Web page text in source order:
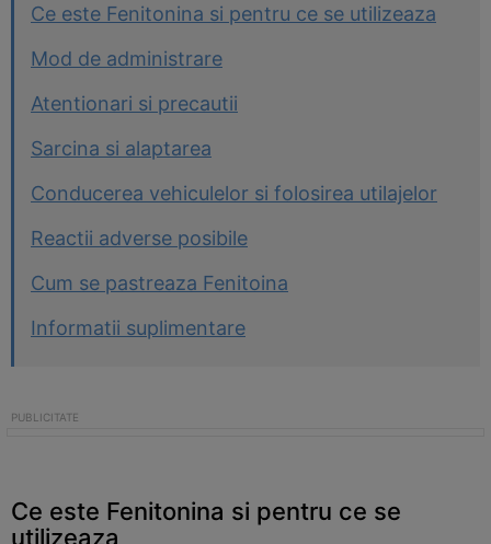
Ce este Fenitonina si pentru ce se utilizeaza
Mod de administrare
Atentionari si precautii
Sarcina si alaptarea
Conducerea vehiculelor si folosirea utilajelor
Reactii adverse posibile
Cum se pastreaza Fenitoina
Informatii suplimentare
Ce este Fenitonina si pentru ce se
utilizeaza